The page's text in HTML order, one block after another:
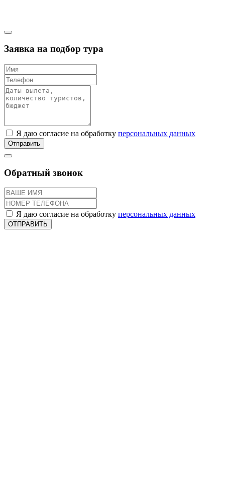
Заявка на подбор тура
Я даю согласие на обработку персональных данных
Отправить
Обратный звонок
Я даю согласие на обработку персональных данных
ОТПРАВИТЬ